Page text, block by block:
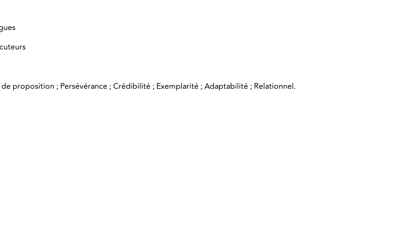
proposition ; Persévérance ; Crédibilité ; Exemplarité ; Adaptabilité ; Relationnel.